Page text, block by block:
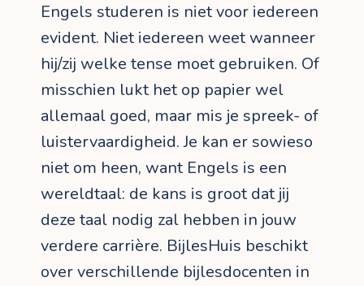
Engels studeren is niet voor iedereen
evident. Niet iedereen weet wanneer
hij/zij welke tense moet gebruiken. Of
misschien lukt het op papier wel
allemaal goed, maar mis je spreek- of
luistervaardigheid. Je kan er sowieso
niet om heen, want Engels is een
wereldtaal: de kans is groot dat jij
deze taal nodig zal hebben in jouw
verdere carrière. BijlesHuis beschikt
over verschillende bijlesdocenten in